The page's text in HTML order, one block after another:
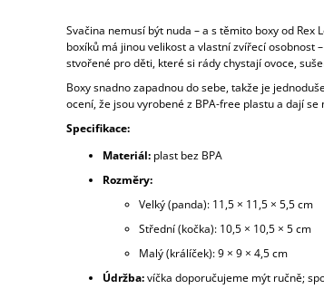
Svačina nemusí být nuda – a s těmito boxy od Rex
boxíků má jinou velikost a vlastní zvířecí osobnost
stvořené pro děti, které si rády chystají ovoce,
Boxy snadno zapadnou do sebe, takže je
ocení, že jsou vyrobené z BPA-free plastu a dají
Specifikace:
Materiál:plast bez BPA
Rozměry:
Velký (panda): 11,5 × 11,5 × 5,5 cm
Střední (kočka): 10,5 × 10,5 × 5 cm
Malý (králíček): 9 × 9 × 4,5 cm
Údržba:víčka doporučujeme mýt ručně;